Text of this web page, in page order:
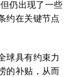
仍出现了一些
约在关键节点
球具有约束力
的补贴，从而